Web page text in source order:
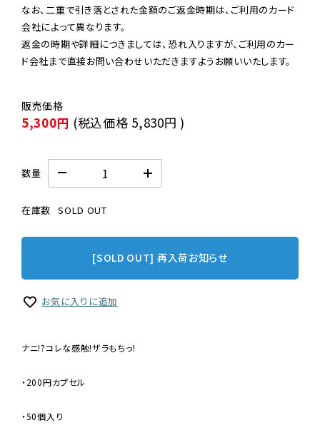
なお、二重で引き落とされた金額のご返金時期は、ご利用のカード
会社によって異なります。
返金の時期や詳細につきましては、恐れ入りますが、ご利用のカー
ド会社まで直接お問い合わせいただきますようお願いいたします。
5,300円 (税込価格 5,830円 )
数量
在庫数 SOLD OUT
[SOLD OUT] 再入荷お知らせ
お気に入りに追加
ナニ!?コレな感触!ザラもちっ!
・200円カプセル
・50個入り